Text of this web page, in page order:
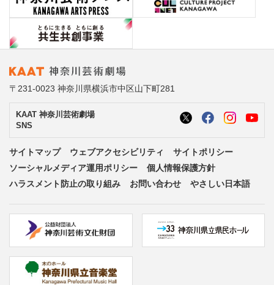
〒231-0023 神奈川県横浜市中区山下町281
KAAT 神奈川芸術劇場
SNS
サイトマップ ウェブアクセシビリティ
サイトポリシー
ソーシャルメディア運用ポリシー
個人情報保護方針
ハラスメント防止の取り組み
お問い合わせ やさしい日本語